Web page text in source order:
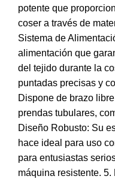
potente que
coser a través de
Sistema de
alimentación que
del tejido durante la
puntadas precisas y
Dispone de brazo
prendas tubulares,
Diseño Robusto: Su
hace ideal para uso
para entusiastas
máquina resistente.